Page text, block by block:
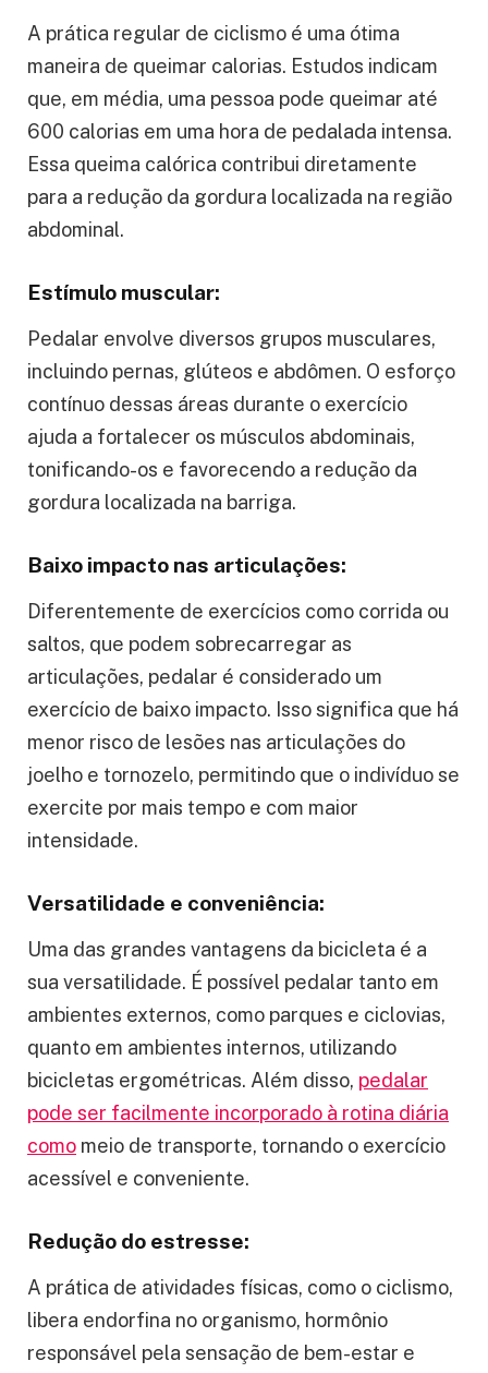
A prática regular de ciclismo é uma ótima
maneira de queimar calorias. Estudos indicam
que, em média, uma pessoa pode queimar até
600 calorias em uma hora de pedalada intensa.
Essa queima calórica contribui diretamente
para a redução da gordura localizada na região
abdominal.
Estímulo muscular:
Pedalar envolve diversos grupos musculares,
incluindo pernas, glúteos e abdômen. O esforço
contínuo dessas áreas durante o exercício
ajuda a fortalecer os músculos abdominais,
tonificando-os e favorecendo a redução da
gordura localizada na barriga.
Baixo impacto nas articulações:
Diferentemente de exercícios como corrida ou
saltos, que podem sobrecarregar as
articulações, pedalar é considerado um
exercício de baixo impacto. Isso significa que há
menor risco de lesões nas articulações do
joelho e tornozelo, permitindo que o indivíduo se
exercite por mais tempo e com maior
intensidade.
Versatilidade e conveniência:
Uma das grandes vantagens da bicicleta é a
sua versatilidade. É possível pedalar tanto em
ambientes externos, como parques e ciclovias,
quanto em ambientes internos, utilizando
bicicletas ergométricas. Além disso, pedalar
pode ser facilmente incorporado à rotina diária
como meio de transporte, tornando o exercício
acessível e conveniente.
Redução do estresse:
A prática de atividades físicas, como o ciclismo,
libera endorfina no organismo, hormônio
responsável pela sensação de bem-estar e